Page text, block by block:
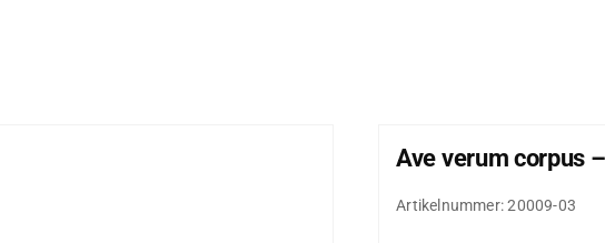
Ave verum corpus
Artikelnummer:20009-03